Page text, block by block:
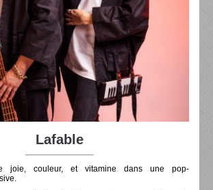
Lafable
joie, couleur, et vitamine dans une pop-